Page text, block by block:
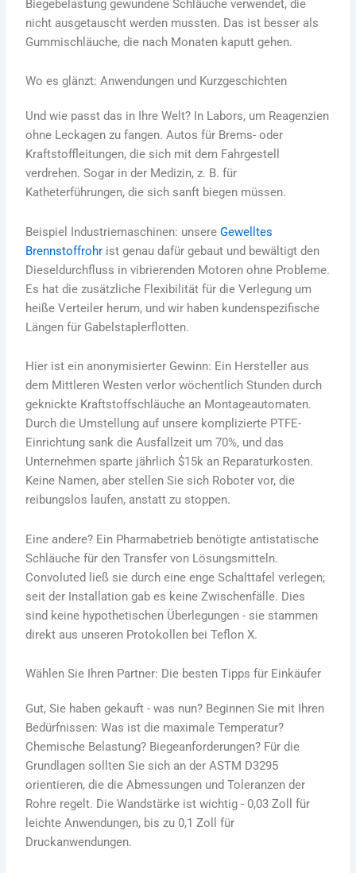
Biegebelastung gewundene Schläuche verwendet, die
nicht ausgetauscht werden mussten. Das ist besser als
Gummischläuche, die nach Monaten kaputt gehen.
Wo es glänzt: Anwendungen und Kurzgeschichten
Und wie passt das in Ihre Welt? In Labors, um Reagenzien
ohne Leckagen zu fangen. Autos für Brems- oder
Kraftstoffleitungen, die sich mit dem Fahrgestell
verdrehen. Sogar in der Medizin, z. B. für
Katheterführungen, die sich sanft biegen müssen.
Beispiel Industriemaschinen: unsereGewelltes
Brennstoffrohr ist genau dafür gebaut und bewältigt den
Dieseldurchfluss in vibrierenden Motoren ohne Probleme.
Es hat die zusätzliche Flexibilität für die Verlegung um
heiße Verteiler herum, und wir haben kundenspezifische
Längen für Gabelstaplerflotten.
Hier ist ein anonymisierter Gewinn: Ein Hersteller aus
dem Mittleren Westen verlor wöchentlich Stunden durch
geknickte Kraftstoffschläuche an Montageautomaten.
Durch die Umstellung auf unsere komplizierte PTFE-
Einrichtung sank die Ausfallzeit um 70%, und das
Unternehmen sparte jährlich $15k an Reparaturkosten.
Keine Namen, aber stellen Sie sich Roboter vor, die
reibungslos laufen, anstatt zu stoppen.
Eine andere? Ein Pharmabetrieb benötigte antistatische
Schläuche für den Transfer von Lösungsmitteln.
Convoluted ließ sie durch eine enge Schalttafel verlegen;
seit der Installation gab es keine Zwischenfälle. Dies
sind keine hypothetischen Überlegungen - sie stammen
direkt aus unseren Protokollen bei Teflon X.
Wählen Sie Ihren Partner: Die besten Tipps für Einkäufer
Gut, Sie haben gekauft - was nun? Beginnen Sie mit Ihren
Bedürfnissen: Was ist die maximale Temperatur?
Chemische Belastung? Biegeanforderungen? Für die
Grundlagen sollten Sie sich an der ASTM D3295
orientieren, die die Abmessungen und Toleranzen der
Rohre regelt. Die Wandstärke ist wichtig - 0,03 Zoll für
leichte Anwendungen, bis zu 0,1 Zoll für
Druckanwendungen.